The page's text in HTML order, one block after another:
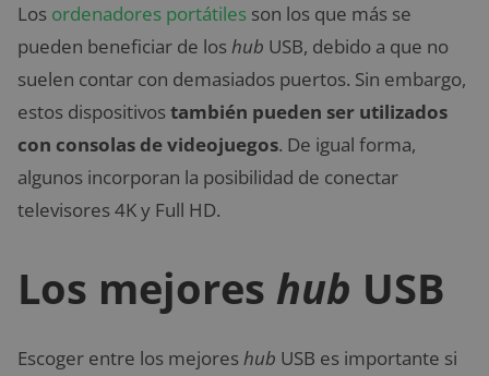
Los ordenadores portátiles son los que más se
pueden beneficiar de loshub USB, debido a que no
suelen contar con demasiados puertos. Sin embargo,
estos dispositivostambién pueden ser utilizados
con consolas de videojuegos. De igual forma,
algunos incorporan la posibilidad de conectar
televisores 4K y Full HD.
Los mejores hub USB
Escoger entre los mejoreshub USB es importante si